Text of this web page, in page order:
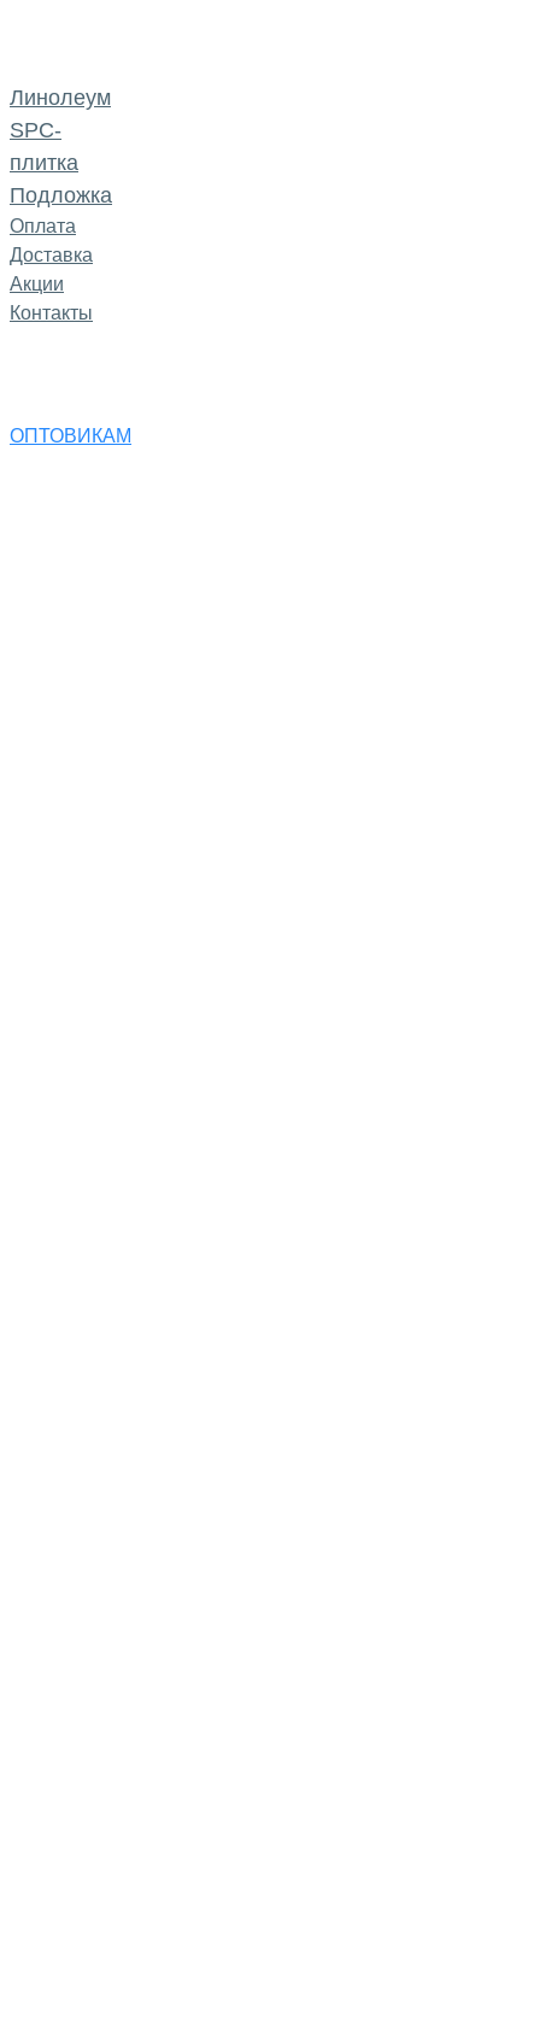
Линолеум
SPC-
плитка
Подложка
Оплата
Доставка
Акции
Контакты
ОПТОВИКАМ